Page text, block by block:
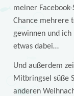
meiner
Chance mehrere
gewinnen und ich
etwas dabei…
Und außerdem
Mitbringsel süße
anderen